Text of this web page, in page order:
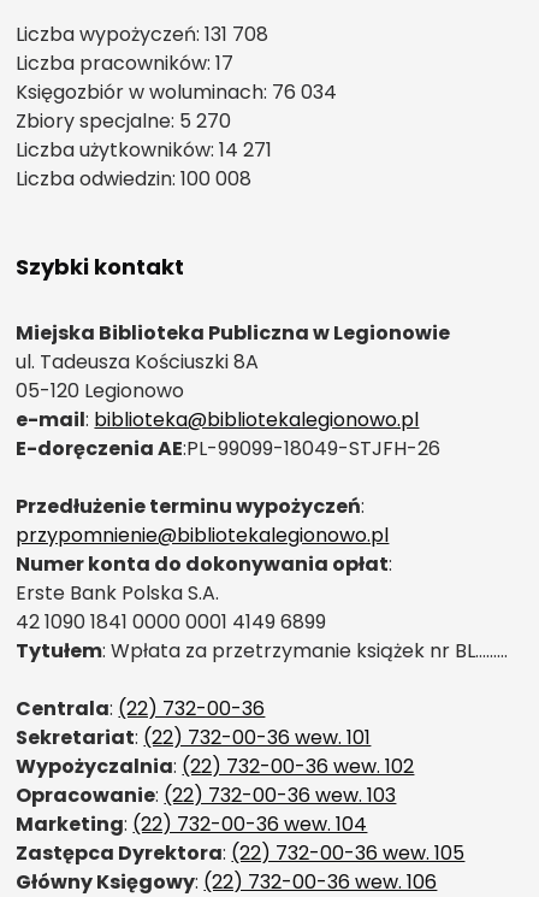
Liczba wypożyczeń: 131 708
Liczba pracowników: 17
Księgozbiór w woluminach: 76 034
Zbiory specjalne: 5 270
Liczba użytkowników: 14 271
Liczba odwiedzin: 100 008
Szybki kontakt
Miejska Biblioteka Publiczna w Legionowie
ul. Tadeusza Kościuszki 8A
05-120 Legionowo
e-mail: biblioteka@bibliotekalegionowo.pl
E-doręczenia AE:PL-99099-18049-STJFH-26
Przedłużenie terminu wypożyczeń:
przypomnienie@bibliotekalegionowo.pl
Numer konta do dokonywania opłat:
Erste Bank Polska S.A.
42 1090 1841 0000 0001 4149 6899
Tytułem: Wpłata za przetrzymanie książek nr BL………
Centrala: (22) 732-00-36
Sekretariat: (22) 732-00-36 wew. 101
Wypożyczalnia: (22) 732-00-36 wew. 102
Opracowanie: (22) 732-00-36 wew. 103
Marketing: (22) 732-00-36 wew. 104
Zastępca Dyrektora: (22) 732-00-36 wew. 105
Główny Księgowy: (22) 732-00-36 wew. 106